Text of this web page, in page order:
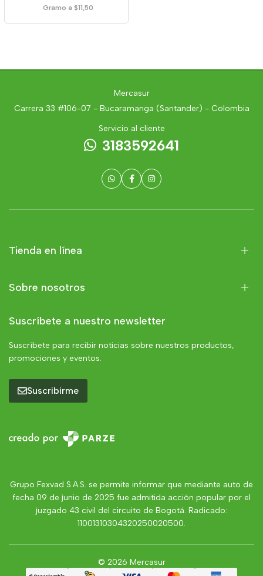
Gramo a $11,50
Mercasur
Carrera 33 #106-07 - Bucaramanga (Santander) - Colombia
Servicio al cliente
3183592641
Tienda en línea
Sobre nosotros
Suscríbete a nuestro newsletter
Suscríbete para recibir noticias sobre nuestros productos,
promociones y eventos.
Suscribirme
Grupo Fexvad S.A.S. se permite informar que mediante auto de
fecha 09 de junio de 2025 fue admitida acción popular por el
juzgado 43 civil del circuito de Bogotá. Radicado:
11001310304320250020500.
© 2026 Mercasur